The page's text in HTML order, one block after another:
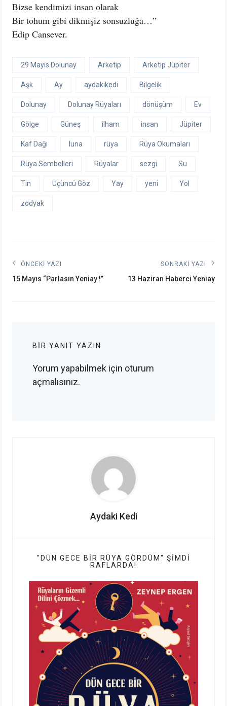
Bizse kendimizi insan olarak
Bir tohum gibi dikmişiz sonsuzluğa…”
Edip Cansever.
29 Mayıs Dolunay Arketip Arketip Jüpiter
Aşk Ay aydakikedi Bilgelik
Dolunay Dolunay Rüyaları dönüşüm Ev
Gölge Güneş ilham insan Jüpiter
Kaf Dağı luna rüya Rüya Okumaları
Rüya Sembolleri Rüyalar sezgi Su
Tin Üçüncü Göz Yay yeni Yol
zodyak
Yazı
gezinmesi
ÖNCEKI YAZI
Önceki
15 Mayıs “Parlasın Yeniay !”
SONRAKI YAZI
Sonraki
13 Haziran Haberci Yeniay
BIR YANIT YAZIN
Yorum yapabilmek için oturum
açmalısınız.
Aydaki Kedi
"DÜN GECE BIR RÜYA GÖRDÜM" ŞIMDI
RAFLARDA!